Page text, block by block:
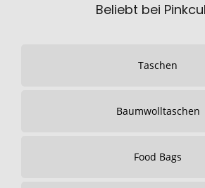
Beliebt bei
Taschen
Baumwolltaschen
Food Bags